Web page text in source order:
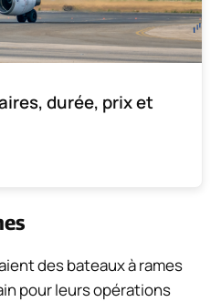
durée, prix et
des bateaux à rames
pour leurs opérations